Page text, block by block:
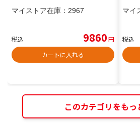
マイストア在庫： 2967
税込 9860円
カートに入れる
マイ
税込
このカテゴリをもっ